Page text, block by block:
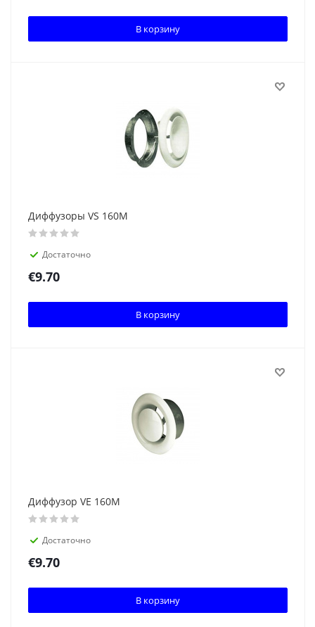
В корзину
Диффузоры VS 160M
Достаточно
€9.70
В корзину
Диффузор VE 160M
Достаточно
€9.70
В корзину